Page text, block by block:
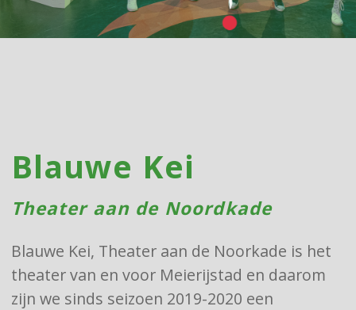
Blauwe Kei
Theater aan de Noordkade
Blauwe Kei, Theater aan de Noorkade is het
theater van en voor Meierijstad en daarom
zijn we sinds seizoen 2019-2020 een